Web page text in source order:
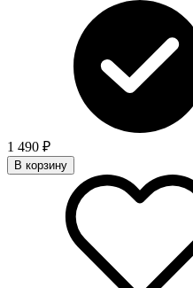
1 490 ₽
В корзину